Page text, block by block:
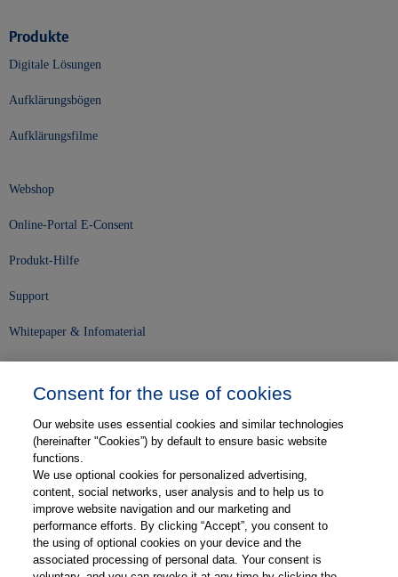
Produkte
Digitale Lösungen
Aufklärungsbögen
Aufklärungsfilme
Webshop
Online-Portal E-Consent
Produkt-Hilfe
Support
Whitepaper & Infomaterial
Karriere
Kontakt
Web-Semniare
Anwenderberichte
Consent for the use of cookies
Our website uses essential cookies and similar technologies
(hereinafter "Cookies”) by default to ensure basic website
functions.
We use optional cookies for personalized advertising,
content, social networks, user analysis and to help us to
improve website navigation and our marketing and
performance efforts. By clicking “Accept”, you consent to
the using of optional cookies on your device and the
associated processing of personal data. Your consent is